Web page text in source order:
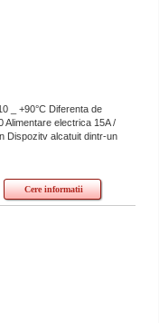
_ +90°C Diferenta de
Alimentare electrica 15A /
Dispozitv alcatuit dintr-un
Cere informatii